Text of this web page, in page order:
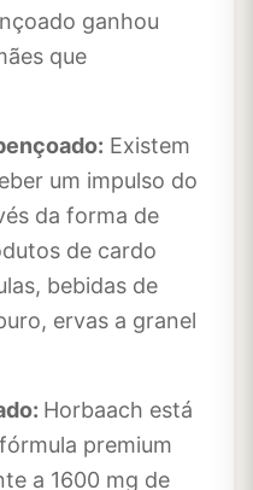
ganhou
que
Existem
um impulso do
da forma de
de cardo
bebidas de
ervas a granel
: Horbaach está
premium
a 1600 mg de